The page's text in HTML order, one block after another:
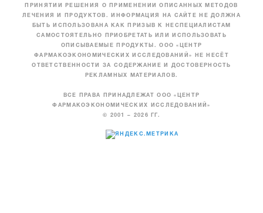
ПРИНЯТИИ РЕШЕНИЯ О ПРИМЕНЕНИИ ОПИСАННЫХ МЕТОДОВ
ЛЕЧЕНИЯ И ПРОДУКТОВ. ИНФОРМАЦИЯ НА САЙТЕ НЕ ДОЛЖНА
БЫТЬ ИСПОЛЬЗОВАНА КАК ПРИЗЫВ К НЕСПЕЦИАЛИСТАМ
САМОСТОЯТЕЛЬНО ПРИОБРЕТАТЬ ИЛИ ИСПОЛЬЗОВАТЬ
ОПИСЫВАЕМЫЕ ПРОДУКТЫ. ООО «ЦЕНТР
ФАРМАКОЭКОНОМИЧЕСКИХ ИССЛЕДОВАНИЙ» НЕ НЕСЁТ
ОТВЕТСТВЕННОСТИ ЗА СОДЕРЖАНИЕ И ДОСТОВЕРНОСТЬ
РЕКЛАМНЫХ МАТЕРИАЛОВ.
ВСЕ ПРАВА ПРИНАДЛЕЖАТ ООО «ЦЕНТР
ФАРМАКОЭКОНОМИЧЕСКИХ ИССЛЕДОВАНИЙ»
© 2001 – 2026 ГГ.